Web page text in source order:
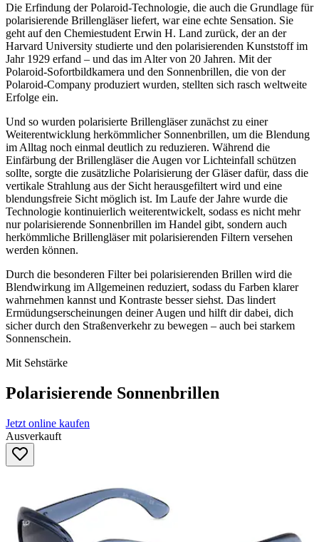
Die Erfindung der Polaroid-Technologie, die auch die Grundlage für
polarisierende Brillengläser liefert, war eine echte Sensation. Sie
geht auf den Chemiestudent Erwin H. Land zurück, der an der
Harvard University studierte und den polarisierenden Kunststoff im
Jahr 1929 erfand – und das im Alter von 20 Jahren. Mit der
Polaroid-Sofortbildkamera und den Sonnenbrillen, die von der
Polaroid-Company produziert wurden, stellten sich rasch weltweite
Erfolge ein.
Und so wurden polarisierte Brillengläser zunächst zu einer
Weiterentwicklung herkömmlicher Sonnenbrillen, um die Blendung
im Alltag noch einmal deutlich zu reduzieren. Während die
Einfärbung der Brillengläser die Augen vor Lichteinfall schützen
sollte, sorgte die zusätzliche Polarisierung der Gläser dafür, dass die
vertikale Strahlung aus der Sicht herausgefiltert wird und eine
blendungsfreie Sicht möglich ist. Im Laufe der Jahre wurde die
Technologie kontinuierlich weiterentwickelt, sodass es nicht mehr
nur polarisierende Sonnenbrillen im Handel gibt, sondern auch
herkömmliche Brillengläser mit polarisierenden Filtern versehen
werden können.
Durch die besonderen Filter bei polarisierenden Brillen wird die
Blendwirkung im Allgemeinen reduziert, sodass du Farben klarer
wahrnehmen kannst und Kontraste besser siehst. Das lindert
Ermüdungserscheinungen deiner Augen und hilft dir dabei, dich
sicher durch den Straßenverkehr zu bewegen – auch bei starkem
Sonnenschein.
Mit Sehstärke
Polarisierende Sonnenbrillen
Jetzt online kaufen
Ausverkauft